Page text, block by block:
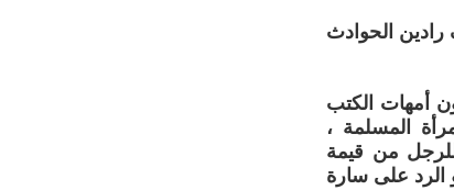
رادين الحوادث
أمهات الكتب
المسلمة ،
من قيمة
الرد على سارة